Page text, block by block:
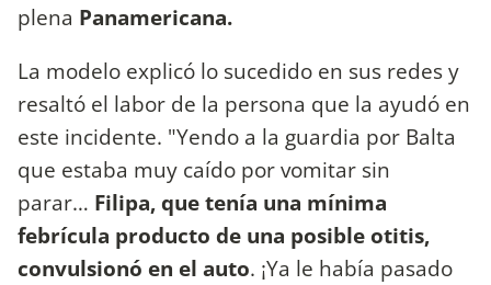
plena Panamericana.
La modelo explicó lo sucedido en sus redes y
resaltó el labor de la persona que la ayudó en
este incidente. "Yendo a la guardia por Balta
que estaba muy caído por vomitar sin
parar… Filipa, que tenía una mínima
febrícula producto de una posible otitis,
convulsionó en el auto. ¡Ya le había pasado